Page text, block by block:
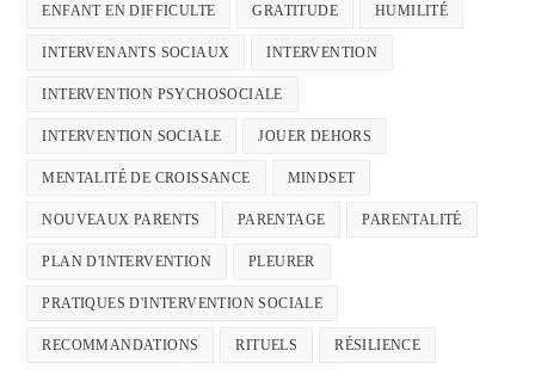
ENFANT EN DIFFICULTE GRATITUDE HUMILITÉ
INTERVENANTS SOCIAUX INTERVENTION
INTERVENTION PSYCHOSOCIALE
INTERVENTION SOCIALE JOUER DEHORS
MENTALITÉ DE CROISSANCE MINDSET
NOUVEAUX PARENTS PARENTAGE PARENTALITÉ
PLAN D'INTERVENTION PLEURER
PRATIQUES D'INTERVENTION SOCIALE
RECOMMANDATIONS RITUELS RÉSILIENCE